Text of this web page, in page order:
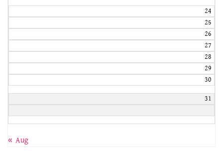
24
25
26
27
28
29
30
31
« Aug